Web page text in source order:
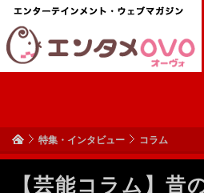
特集・インタビュー コラム
【芸能コラム】昔